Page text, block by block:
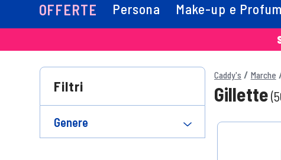
OFFERTE Persona Make-up e
Filtri
Genere
Caddy's Marche
Gillette